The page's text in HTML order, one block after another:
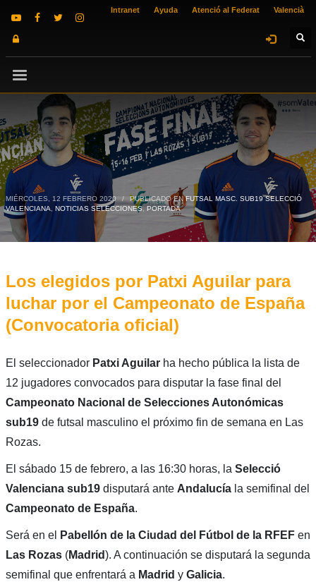
Intranet Ayuda Atenció al Federat Valencià
MIÉRCOLES, 12 FEBRERO 2020 / PUBLICADO ENFUTSAL MASC. SUB19 SELECCIÓ
VALENCIANA, NOTICIAS SELECCIONES,PORTADA
Los elegidos por Patxi Aguilar para
luchar por el Campeonato de España
(Convocatoria oficial)
El seleccionador Patxi Aguilarha hecho pública la lista de
12 jugadores convocados para disputar la fase final del
Campeonato Nacional de Selecciones Autonómicas
sub19de futsal masculino el próximo fin de semana en Las
Rozas.
El sábado 15 de febrero, a las 16:30 horas, la Selecció
Valenciana sub19 disputará ante Andalucíala semifinal del
Campeonato de España.
Será en el Pabellón de la Ciudad del Fútbol de la RFEFen
Las Rozas (Madrid). A continuación se disputará la segunda
semifinal que enfrentará a Madrid y Galicia.